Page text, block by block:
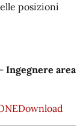
posizioni
Ingegnere area
Download